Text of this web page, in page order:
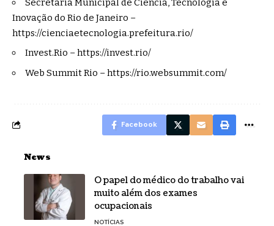
Inovação do Rio de Janeiro –
https://cienciaetecnologia.prefeitura.rio/
Invest.Rio –https://invest.rio/
Web Summit Rio –https://rio.websummit.com/
Facebook
News
O papel do médico do trabalho vai
muito além dos exames
ocupacionais
NOTÍCIAS